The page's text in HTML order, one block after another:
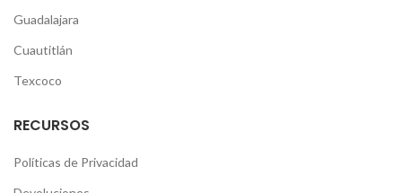
Guadalajara
Cuautitlán
Texcoco
RECURSOS
Políticas de Privacidad